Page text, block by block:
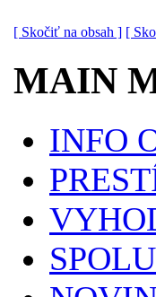
[ Skočiť na obsah ] [
MAIN
INFO